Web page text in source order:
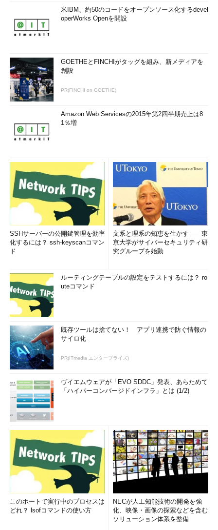
米IBM、約50のコードをオープンソース化するdevel
operWorks Openを開設
GOETHEとFINCHIがタッグを組み、新メディアを
創設
PR(FINCHI on GOETHE)
Amazon Web Servicesの2015年第2四半期売上は8
1％増
SSHサーバーの公開鍵管理を効率
化するには？ ssh-keyscanコマン
ド
文系と理系の知恵を生かす――東
京大学がサイバーセキュリティ研
究グループを始動
ルーティングテーブルの設定をテストするには？ ro
uteコマンド
既存ツールは捨てない！ アプリ連携で防ぐ情報の
サイロ化
PR(ITmedia エンタープライズ)
ヴイエムウェアが「EVO SDDC」発表、あらためて
「ハイパーコンバージドインフラ」とは (1/2)
このポートで実行中のプロセスは
どれ？ lsofコマンドの使い方
NECが人工知能技術の開発を強
化、映像・画像の探索などを含む
ソリューション体系を整備